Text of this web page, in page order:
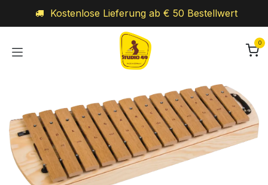
Kostenlose Lieferung ab € 50 Bestellwert
0